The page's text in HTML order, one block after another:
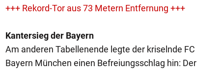
+++ Rekord-Tor aus 73 Metern Entfernung +++
Kantersieg der Bayern
Am anderen Tabellenende legte der kriselnde FC
Bayern München einen Befreiungsschlag hin: Der